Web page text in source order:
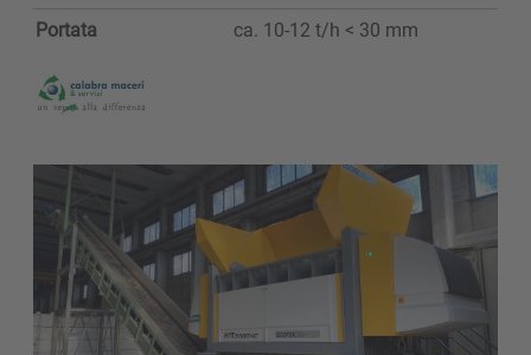
Portata
ca. 10-12 t/h < 30 mm